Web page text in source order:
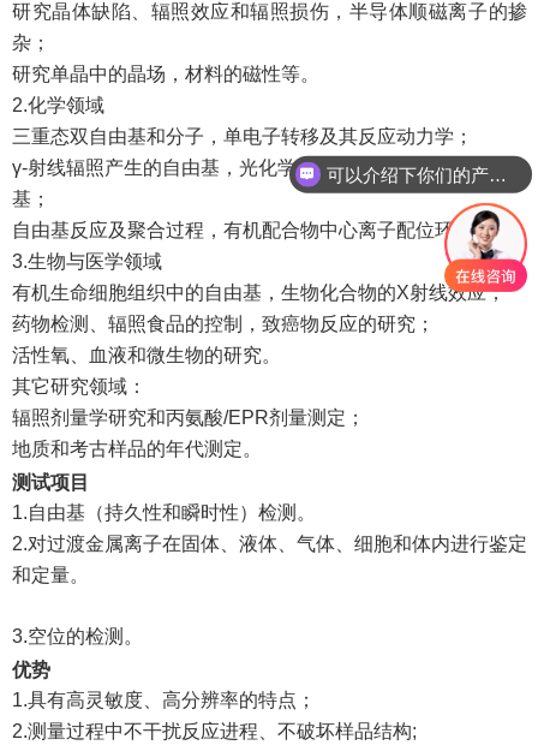
研究晶体缺陷、辐照效应和辐照损伤，半导体顺磁离子的掺
杂；
研究单晶中的晶场，材料的磁性等。
2.化学领域
三重态双自由基和分子，单电子转移及其反应动力学；
γ-射线辐照产生的自由基，光化学和一些特殊体系产生的自由
基；
自由基反应及聚合过程，有机配合物中心离子配位环境等。
3.生物与医学领域
有机生命细胞组织中的自由基，生物化合物的X射线效应；
药物检测、辐照食品的控制，致癌物反应的研究；
活性氧、血液和微生物的研究。
其它研究领域：
辐照剂量学研究和丙氨酸/EPR剂量测定；
地质和考古样品的年代测定。
测试项目
1.自由基（持久性和瞬时性）检测。
2.对过渡金属离子在固体、液体、气体、细胞和体内进行鉴定
和定量。
3.空位的检测。
优势
1.具有高灵敏度、高分辨率的特点；
2.测量过程中不干扰反应进程、不破坏样品结构;
可以介绍下你们的产品么